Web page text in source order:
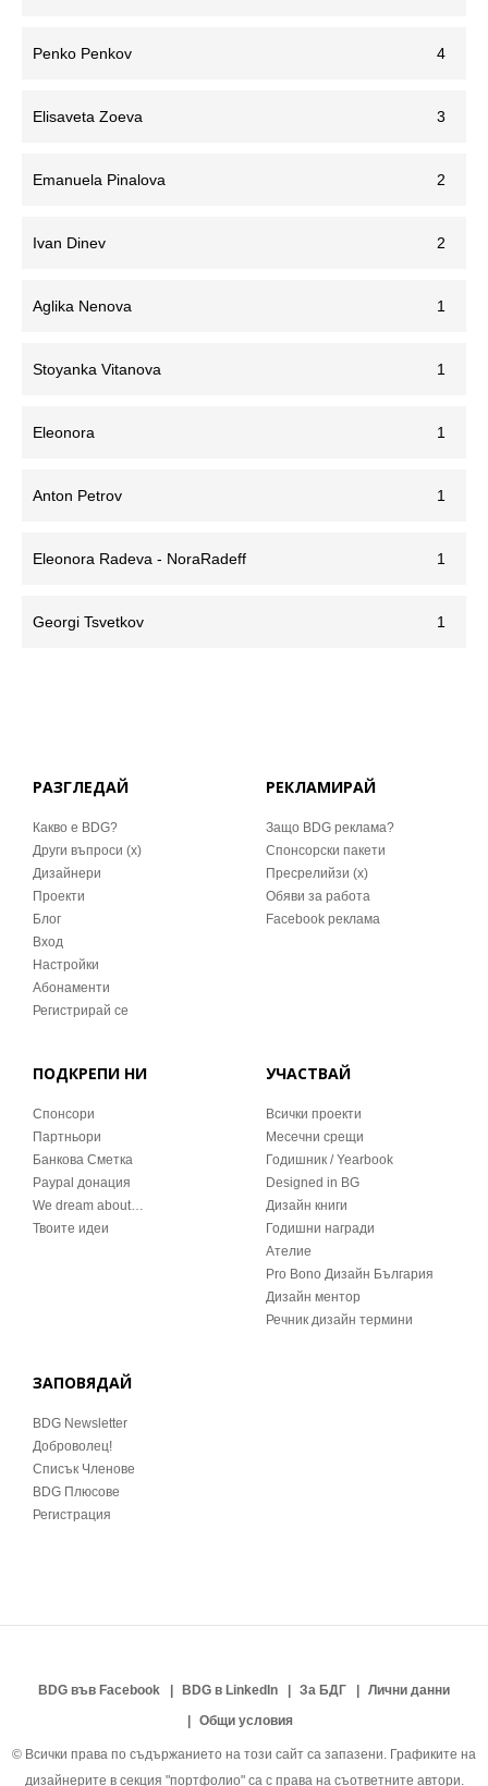
Penko Penkov 4
Elisaveta Zoeva 3
Emanuela Pinalova 2
Ivan Dinev 2
Aglika Nenova 1
Stoyanka Vitanova 1
Eleonora 1
Anton Petrov 1
Eleonora Radeva - NoraRadeff 1
Georgi Tsvetkov 1
РАЗГЛЕДАЙ
Какво е BDG?
Други въпроси (x)
Дизайнери
Проекти
Блог
Вход
Настройки
Абонаменти
Регистрирай се
РЕКЛАМИРАЙ
Защо BDG реклама?
Спонсорски пакети
Пресрелийзи (x)
Обяви за работа
Facebook реклама
ПОДКРЕПИ НИ
Спонсори
Партньори
Банкова Сметка
Paypal донация
We dream about…
Твоите идеи
УЧАСТВАЙ
Всички проекти
Месечни срещи
Годишник / Yearbook
Designed in BG
Дизайн книги
Годишни награди
Ателие
Pro Bono Дизайн България
Дизайн ментор
Речник дизайн термини
ЗАПОВЯДАЙ
BDG Newsletter
Доброволец!
Списък Членове
BDG Плюсове
Регистрация
BDG във Facebook BDG в LinkedIn За БДГ
Лични данни
Общи условия
© Всички права по съдържанието на този сайт са запазени. Графиките на
дизайнерите в секция "портфолио" са с права на съответните автори.